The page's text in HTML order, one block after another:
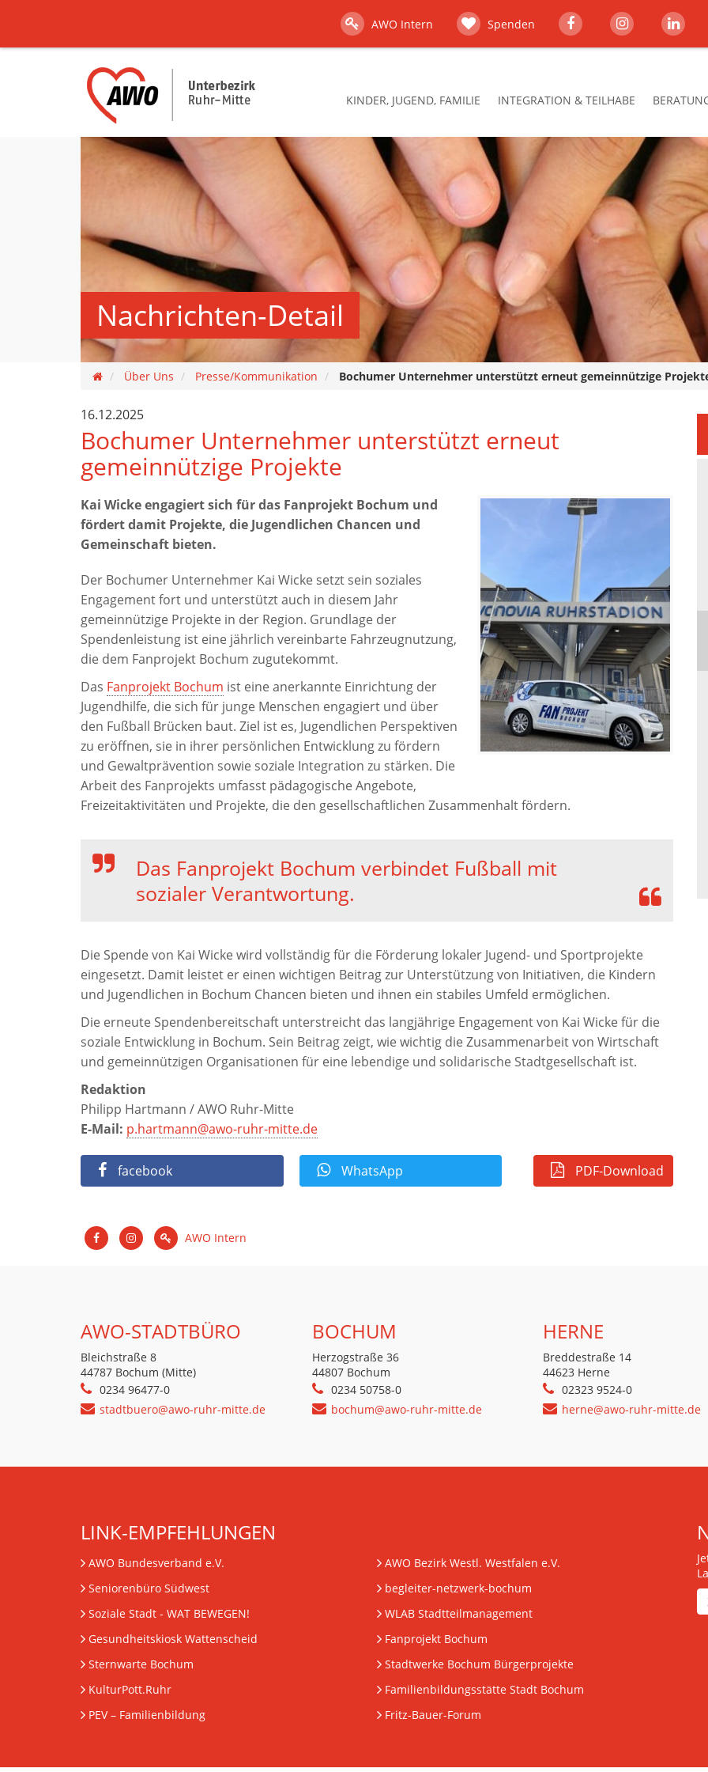
AWO Intern Spenden
KINDER, JUGEND, FAMILIE INTEGRATION & TEILHABE
Nachrichten-Detail
Über Uns Presse/Kommunikation Bochumer Unternehmer unterstützt erneut gemeinnützige
16.12.2025
Bochumer Unternehmer unterstützt erneut
gemeinnützige Projekte
Kai Wicke engagiert sich für das Fanprojekt Bochum und
fördert damit Projekte, die Jugendlichen Chancen und
Gemeinschaft bieten.
Der Bochumer Unternehmer Kai Wicke setzt sein soziales
Engagement fort und unterstützt auch in diesem Jahr
gemeinnützige Projekte in der Region. Grundlage der
Spendenleistung ist eine jährlich vereinbarte Fahrzeugnutzung,
die dem Fanprojekt Bochum zugutekommt.
Das Fanprojekt Bochum ist eine anerkannte Einrichtung der
Jugendhilfe, die sich für junge Menschen engagiert und über
den Fußball Brücken baut. Ziel ist es, Jugendlichen Perspektiven
zu eröffnen, sie in ihrer persönlichen Entwicklung zu fördern
und Gewaltprävention sowie soziale Integration zu stärken. Die
Arbeit des Fanprojekts umfasst pädagogische Angebote,
Freizeitaktivitäten und Projekte, die den gesellschaftlichen Zusammenhalt fördern.
Das Fanprojekt Bochum verbindet Fußball mit
sozialer Verantwortung.
Die Spende von Kai Wicke wird vollständig für die Förderung lokaler Jugend- und Sportprojekte
eingesetzt. Damit leistet er einen wichtigen Beitrag zur Unterstützung von Initiativen, die Kindern
und Jugendlichen in Bochum Chancen bieten und ihnen ein stabiles Umfeld ermöglichen.
Die erneute Spendenbereitschaft unterstreicht das langjährige Engagement von Kai Wicke für die
soziale Entwicklung in Bochum. Sein Beitrag zeigt, wie wichtig die Zusammenarbeit von Wirtschaft
und gemeinnützigen Organisationen für eine lebendige und solidarische Stadtgesellschaft ist.
Redaktion
Philipp Hartmann / AWO Ruhr-Mitte
E-Mail: p.hartmann@awo-ruhr-mitte.de
facebook WhatsApp PDF-Download
AWO Intern
AWO-STADTBÜRO
Bleichstraße 8
44787 Bochum (Mitte)
0234 96477-0
stadtbuero@awo-ruhr-mitte.de
BOCHUM
Herzogstraße 36
44807 Bochum
0234 50758-0
bochum@awo-ruhr-mitte.de
HERNE
Breddestraße 14
44623 Herne
02323 9524-0
herne@awo-ruhr-mitte.de
LINK-EMPFEHLUNGEN
AWO Bundesverband e.V.
AWO Bezirk Westl. Westfalen e.V.
Seniorenbüro Südwest
begleiter-netzwerk-bochum
Soziale Stadt - WAT BEWEGEN!
WLAB Stadtteilmanagement
Gesundheitskiosk Wattenscheid
Fanprojekt Bochum
Sternwarte Bochum
Stadtwerke Bochum Bürgerprojekte
KulturPott.Ruhr
Familienbildungsstätte Stadt Bochum
PEV– Familienbildung Fritz-Bauer-Forum